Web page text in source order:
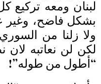
لبنان ومعه تركيع
بشكل فاضح، وغير
ولا زلنا من
لكن لن نعاتبه
“أطول من طوله”!